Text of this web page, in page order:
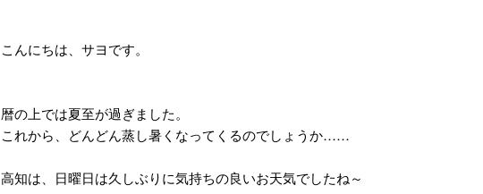
こんにちは、サヨです。
暦の上では夏至が過ぎました。
これから、どんどん蒸し暑くなってくるのでしょうか……
高知は、日曜日は久しぶりに気持ちの良いお天気でしたね～